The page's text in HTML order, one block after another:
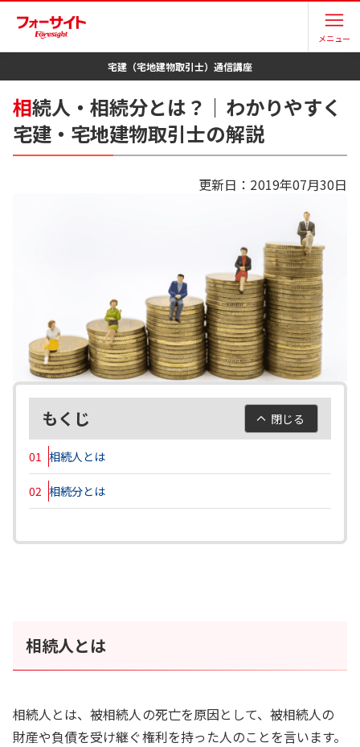
メニュー
宅建（宅地建物取引士）通信講座
相続人・相続分とは？｜わかりやすく
宅建・宅地建物取引士の解説
更新日： 2019年07月30日
もくじ 閉じる
01 相続人とは
02 相続分とは
相続人とは
相続人とは、被相続人の死亡を原因として、被相続人の
財産や負債を受け継ぐ権利を持った人のことを言います。